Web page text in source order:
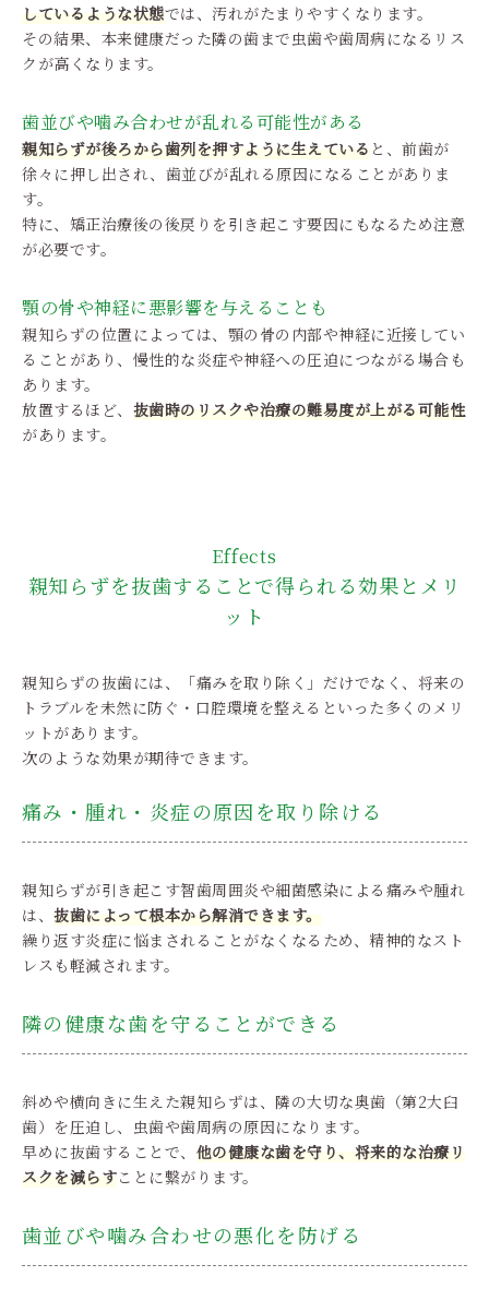
しているような状態では、汚れがたまりやすくなります。
その結果、本来健康だった隣の歯まで虫歯や歯周病になるリス
クが高くなります。
歯並びや噛み合わせが乱れる可能性がある
親知らずが後ろから歯列を押すように生えている と、前歯が
徐々に押し出され、歯並びが乱れる原因になることがありま
す。
特に、矯正治療後の後戻りを引き起こす要因にもなるため注意
が必要です。
顎の骨や神経に悪影響を与えることも
親知らずの位置によっては、顎の骨の内部や神経に近接してい
ることがあり、慢性的な炎症や神経への圧迫につながる場合も
あります。
放置するほど、 抜歯時のリスクや治療の難易度が上がる可能性
があります。
Effects
親知らずを抜歯することで得られる効果とメリ
ット
親知らずの抜歯には、「痛みを取り除く」だけでなく、将来の
トラブルを未然に防ぐ・口腔環境を整えるといった多くのメリ
ットがあります。
次のような効果が期待できます。
痛み・腫れ・炎症の原因を取り除ける
親知らずが引き起こす智歯周囲炎や細菌感染による痛みや腫れ
は、 抜歯によって根本から解消できます。
繰り返す炎症に悩まされることがなくなるため、精神的なスト
レスも軽減されます。
隣の健康な歯を守ることができる
斜めや横向きに生えた親知らずは、隣の大切な奥歯（第2大臼
歯）を圧迫し、虫歯や歯周病の原因になります。
早めに抜歯することで、 他の健康な歯を守り、将来的な治療リ
スクを減らすことに繋がります。
歯並びや噛み合わせの悪化を防げる